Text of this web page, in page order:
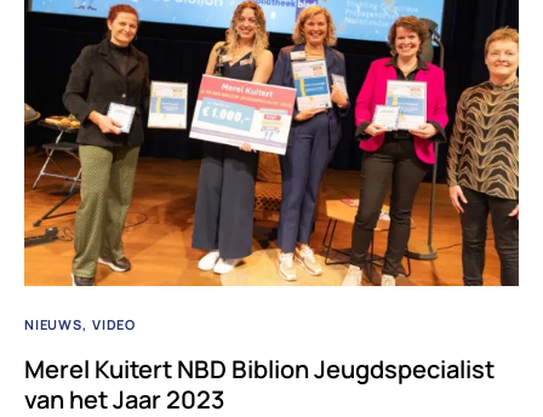
NIEUWS VIDEO
Merel Kuitert NBD Biblion Jeugdspecialist
van het Jaar 2023